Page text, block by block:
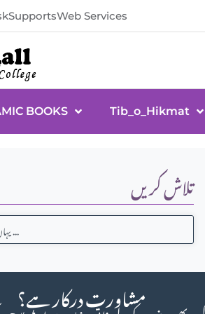
SupportsWeb Services
BOOKS Tib_o_Hikmat
تلاش کریں
مشاورت درکار ہے؟